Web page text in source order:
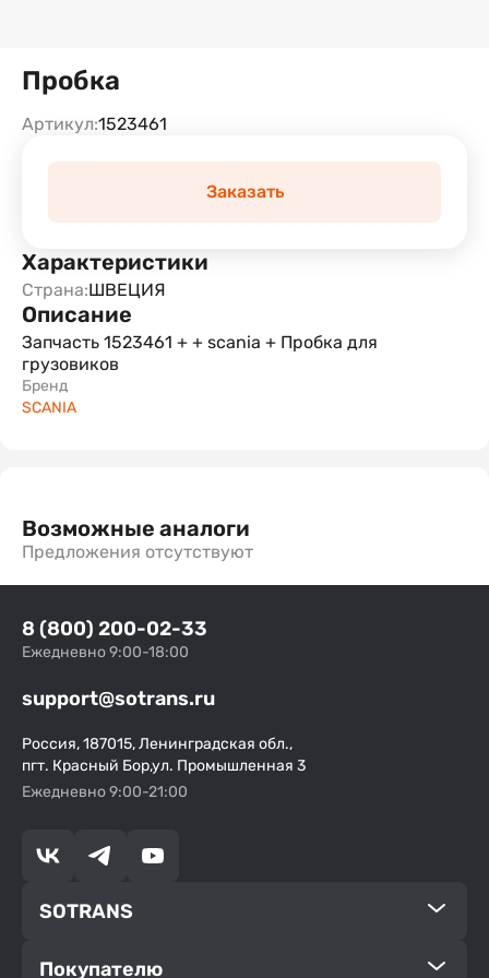
Пробка
Артикул:1523461
Заказать
Характеристики
Страна:ШВЕЦИЯ
Описание
Запчасть 1523461 + + scania + Пробка для
грузовиков
Бренд
SCANIA
Возможные аналоги
Предложения отсутствуют
8 (800) 200-02-33
Ежедневно 9:00-18:00
support@sotrans.ru
Россия, 187015, Ленинградская обл.,
пгт. Красный Бор,ул. Промышленная 3
Ежедневно 9:00-21:00
SOTRANS
Покупателю